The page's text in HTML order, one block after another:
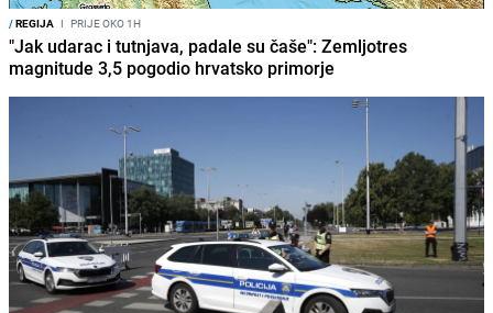
/REGIJA I PRIJE OKO 1H
"Jak udarac i tutnjava, padale su čaše": Zemljotres
magnitude 3,5 pogodio hrvatsko primorje